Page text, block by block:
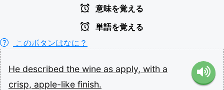
意味を覚える
単語を覚える
このボタンはなに？
He described the wine as apply, with a
crisp, apple-like finish.